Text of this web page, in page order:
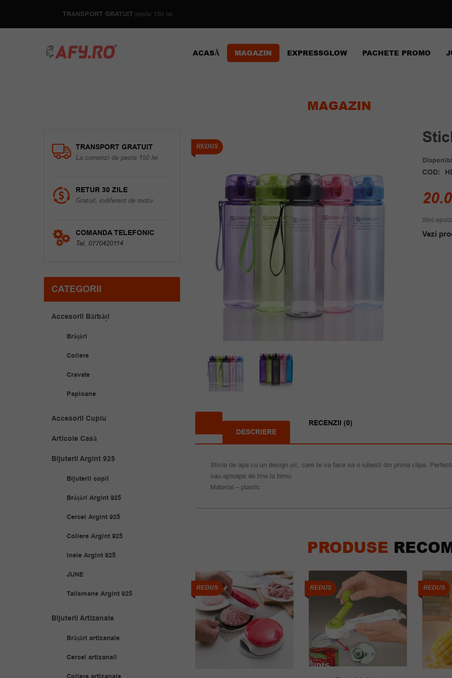
TRANSPORT GRATUIT peste 150 lei
ACASĂ MAGAZIN EXPRESSGLOW PACHETE PROMO
MAGAZIN
REDUS
COD:
Stoc
Vezi
DESCRIERE
RECENZII (0)
Sticla de apa cu un design șic, care te va face sa o iubesti din prima clipa.
sau aproape de tine la birou.
Material – plastic
PRODUSE
REDUS REDUS REDUS
TRANSPORT GRATUIT
La comenzi de peste 150 lei
RETUR 30 ZILE
Gratuit, indiferent de motiv
COMANDA TELEFONIC
Tel. 0770420114
CATEGORII
Accesorii Bărbăți
Brățări
Coliere
Cravate
Papioane
Accesorii Cuplu
Articole Casă
Bijuterii Argint 925
Bijuterii copii
Brățări Argint 925
Cercei Argint 925
Coliere Argint 925
Inele Argint 925
JUNE
Talismane Argint 925
Bijuterii Artizanale
Brățări artizanale
Cercei artizanali